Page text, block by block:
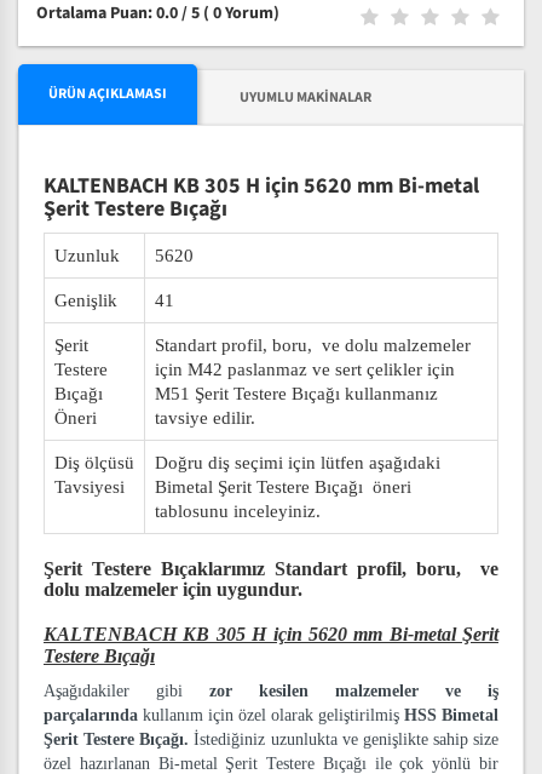
Ortalama Puan: 0.0 / 5 ( 0 Yorum)
ÜRÜN AÇIKLAMASI UYUMLU MAKINALAR
KALTENBACH KB 305 H için 5620 mm Bi-metal
Şerit Testere Bıçağı
Uzunluk 5620
Genişlik 41
Şerit
Testere
Bıçağı
Öneri
Standart profil, boru, ve dolu malzemeler
için M42 paslanmaz ve sert çelikler için
M51 Şerit Testere Bıçağı kullanmanız
tavsiye edilir.
Diş ölçüsü
Tavsiyesi
Doğru diş seçimi için lütfen aşağıdaki
Bimetal Şerit Testere Bıçağı öneri
tablosunu inceleyiniz.
Şerit Testere Bıçaklarımız Standart profil, boru, ve
dolu malzemeler için uygundur.
KALTENBACH KB 305 H için 5620 mm Bi-metal Şerit
Testere Bıçağı
Aşağıdakiler gibi zor kesilen malzemeler ve iş
parçalarında kullanım için özel olarak geliştirilmiş HSS Bimetal
Şerit Testere Bıçağı.İstediğiniz uzunlukta ve genişlikte sahip size
özel hazırlanan Bi-metal Şerit Testere Bıçağı ile çok yönlü bir